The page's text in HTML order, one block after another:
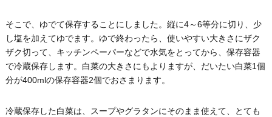
そこで、ゆでて保存することにしました。縦に4～6等分に切り、少
し塩を加えてゆでます。ゆで終わったら、使いやすい大きさにザク
ザク切って、キッチンペーパーなどで水気をとってから、保存容器
で冷蔵保存します。白菜の大きさにもよりますが、だいたい白菜1個
分が400mlの保存容器2個でおさまります。
冷蔵保存した白菜は、スープやグラタンにそのまま使えて、とても